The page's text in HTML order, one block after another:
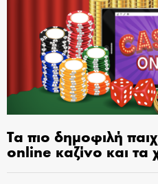
Τα πιο δημοφιλή
online καζίνο και τα